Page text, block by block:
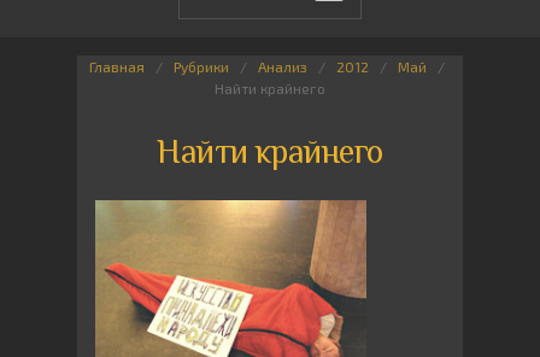
Главная Рубрики Анализ 2012
Май
Найти крайнего
Найти крайнего